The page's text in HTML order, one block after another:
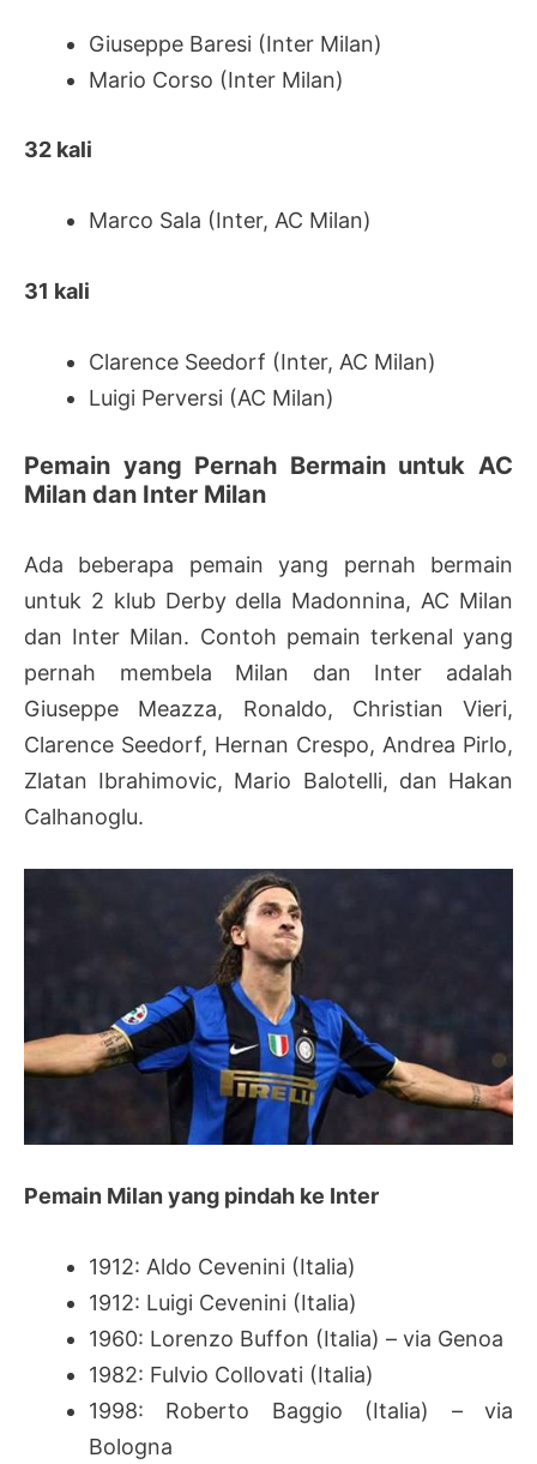
Giuseppe Baresi (Inter Milan)
Mario Corso (Inter Milan)
32 kali
Marco Sala (Inter, AC Milan)
31 kali
Clarence Seedorf (Inter, AC Milan)
Luigi Perversi (AC Milan)
Pemain yang Pernah Bermain untuk AC
Milan dan Inter Milan
Ada beberapa pemain yang pernah bermain
untuk 2 klub Derby della Madonnina, AC Milan
dan Inter Milan. Contoh pemain terkenal yang
pernah membela Milan dan Inter adalah
Giuseppe Meazza, Ronaldo, Christian Vieri,
Clarence Seedorf, Hernan Crespo, Andrea Pirlo,
Zlatan Ibrahimovic, Mario Balotelli, dan Hakan
Calhanoglu.
Pemain Milan yang pindah ke Inter
1912: Aldo Cevenini (Italia)
1912: Luigi Cevenini (Italia)
1960: Lorenzo Buffon (Italia) – via Genoa
1982: Fulvio Collovati (Italia)
1998: Roberto Baggio (Italia) – via
Bologna